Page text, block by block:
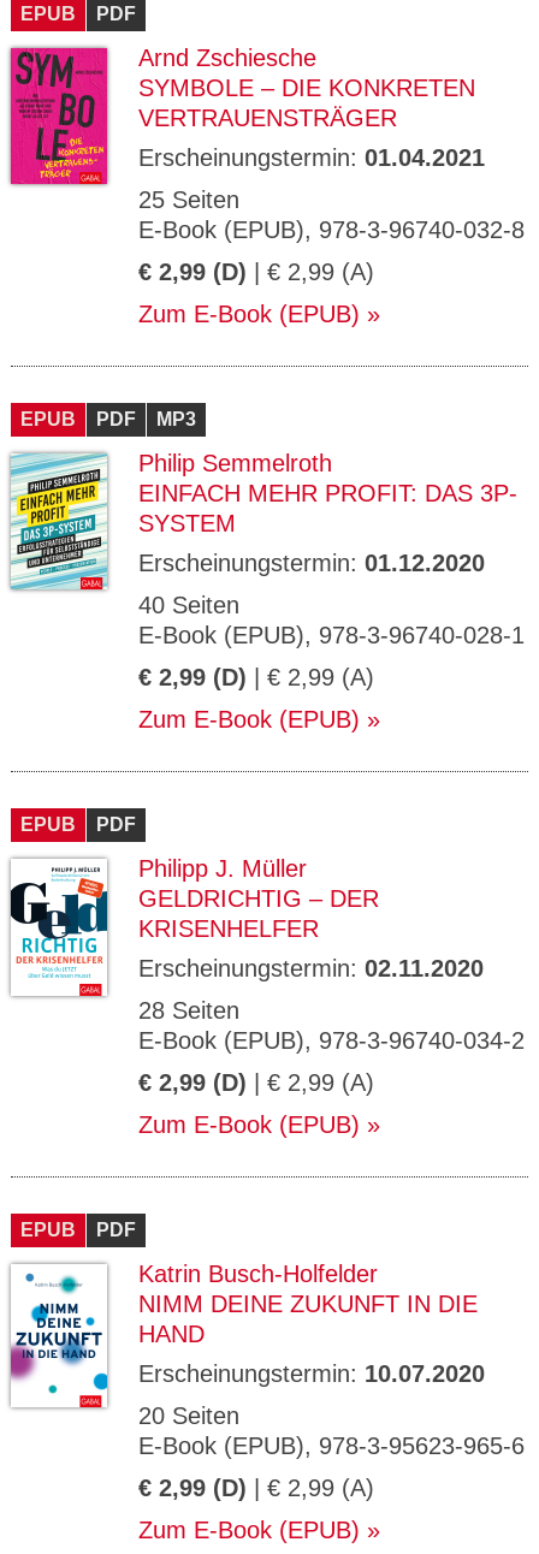
EPUB PDF
Arnd Zschiesche
SYMBOLE – DIE KONKRETEN
VERTRAUENSTRÄGER
Erscheinungstermin: 01.04.2021
25 Seiten
E-Book (EPUB), 978-3-96740-032-8
€ 2,99 (D) | € 2,99 (A)
Zum E-Book (EPUB)
EPUB PDF MP3
Philip Semmelroth
EINFACH MEHR PROFIT: DAS 3P-
SYSTEM
Erscheinungstermin: 01.12.2020
40 Seiten
E-Book (EPUB), 978-3-96740-028-1
€ 2,99 (D) | € 2,99 (A)
Zum E-Book (EPUB)
EPUB PDF
Philipp J. Müller
GELDRICHTIG – DER
KRISENHELFER
Erscheinungstermin: 02.11.2020
28 Seiten
E-Book (EPUB), 978-3-96740-034-2
€ 2,99 (D) | € 2,99 (A)
Zum E-Book (EPUB)
EPUB PDF
Katrin Busch-Holfelder
NIMM DEINE ZUKUNFT IN DIE
HAND
Erscheinungstermin: 10.07.2020
20 Seiten
E-Book (EPUB), 978-3-95623-965-6
€ 2,99 (D) | € 2,99 (A)
Zum E-Book (EPUB)